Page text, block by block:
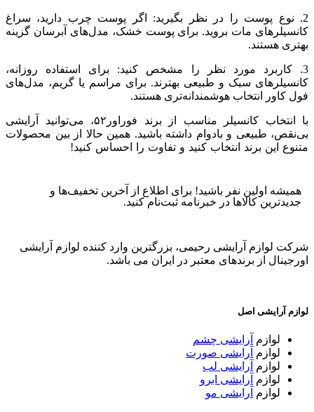
2. نوع پوست را در نظر بگیرید: اگر پوست چرب دارید، سراغ
کانسیلرهای مات بروید. برای پوست خشک، مدل‌های آبرسان گزینه
بهتری هستند.
3. کاربرد مورد نظر را مشخص کنید: برای استفاده روزانه،
کانسیلرهای سبک و طبیعی بهترند. برای مراسم یا گریم، مدل‌های
فول کاور انتخاب هوشمندانه‌تری هستند.
با انتخاب کانسیلر مناسب از برند فوراور۵۲، می‌توانید آرایشی
بی‌نقص، طبیعی و بادوام داشته باشید. همین حالا از بین محصولات
متنوع این برند انتخاب کنید و تفاوت را احساس کنید!
همیشه اولین نفر باشید! برای اطلاع از آخرین تخفیف‌ها و
جدیدترین کالاها در خبرنامه ثبت‌نام کنید.
شرکت لوازم آرایشی رحیمی، بزرگترین وارد کننده لوازم آرایشی
اورجینال از برندهای معتبر در ایران می باشد.
لوازم آرایشی اصل
لوازم آرایشی چشم
لوازم آرایشی صورت
لوازم آرایشی لب
لوازم آرایشی ابرو
لوازم آرایشی مو